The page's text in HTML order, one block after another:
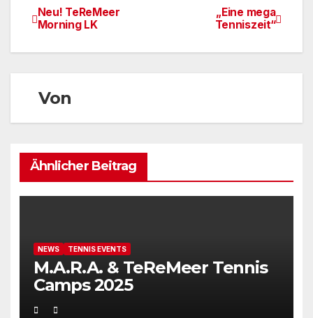
Beitragsnavigation„Eine mega
Tenniszeit“
Neu! TeReMeer
Morning LK
Von
Ähnlicher Beitrag
NEWS TENNIS EVENTS
M.A.R.A. & TeReMeer Tennis
Camps 2025